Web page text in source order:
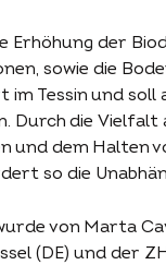
der
sowie die
Tessin und soll
Durch die Vielfalt
dem Halten
so die
von Marta
(DE) und der